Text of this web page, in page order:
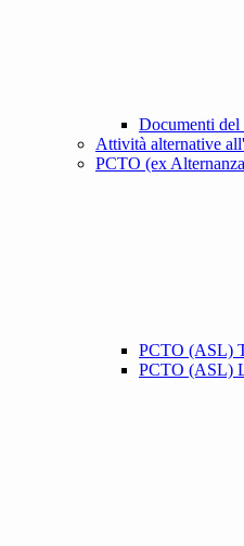
Documenti
Attività alternative
PCTO (ex
PCTO (ASL)
PCTO (ASL)